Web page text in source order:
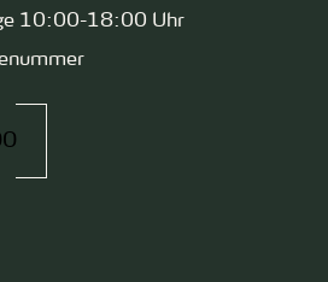
10:00-18:00 Uhr